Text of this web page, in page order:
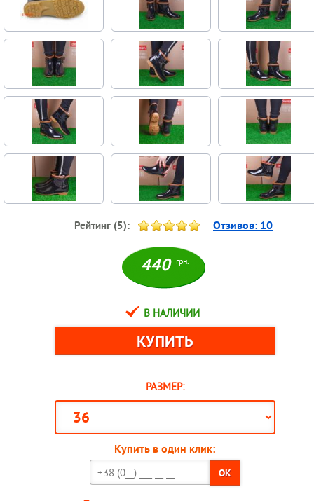
Рейтинг (5): Отзивов: 10
440 грн.
В НАЛИЧИИ
РАЗМЕР:
Купить в один клик:
OK